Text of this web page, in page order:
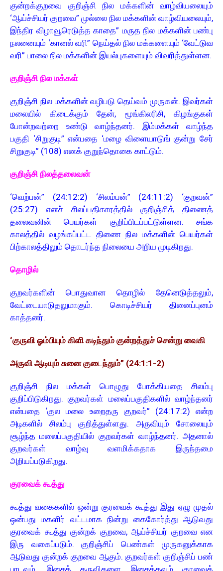
குன்றக்குறவை குறிஞ்சி நில மக்களின் வாழ்வியலையும்
‘ஆய்ச்சியர் குறவை” முல்லை நில மக்களின் வாழ்வியலையும்,
இந்திர விழாவூரெடுத்த காதை” மருத நில மக்களின் பண்பு
நலனையும் ‘கானல் வரி” நெய்தல் நில மக்களையும் ‘வேட்டுவ
வரி” பாலை நில மக்களின் இயல்புகளையும் விவரித்துள்ளன.
குறிஞ்சி நில மக்கள்
குறிஞ்சி நில மக்களின் வழிபடு தெய்வம் முருகன். இவர்கள்
மலையில் கிடைக்கும் தேன், மூங்கிலரிசி, கிழங்குகள்
போன்றவற்றை உண்டு வாழ்ந்தனர். இம்மக்கள் வாழ்ந்த
பகுதி ‘சிறுகுடி” என்பதை ‘மழை விளையாடுங் குன்று சேர்
சிறுகுடி” (108) எனக் குறுந்தொகை காட்டும்.
குறிஞ்சி நிலத்தலைவன்
‘வெற்பன்” (24:12:2) ‘சிலம்பன்” (24:11:2) ‘குறவன்”
(25:27) எனச் சிலப்பதிகாரத்தில் குறிஞ்சித் திணைத்
தலைவனின் பெயர்கள் குறிப்பிடப்பட்டுள்ளன. சங்க
காலத்தில் வழங்கப்பட்ட திணை நில மக்களின் பெயர்கள்
பிற்காலத்திலும் தொடர்ந்த நிலையை அறிய முடிகிறது.
தொழில்
குறவர்களின் பொதுவான தொழில் தேனெடுத்தலும்,
வேட்டையாடுதலுமாகும். கொடிச்சியர் தினைப்புனம்
காத்தனர்.
‘குருவி ஓம்பியும் கிளி கடிந்தும் குன்றத்துச் சென்று வைகி
அருவி ஆடியும் சுனை குடைந்தும்” (24:1:1-2)
குறிஞ்சி நில மக்கள் பொழுது போக்கியதை சிலம்பு
குறிப்பிடுகிறது. குறவர்கள் மலைப்பகுதிகளில் வாழ்ந்தனர்
என்பதை ‘குல மலை உறைதரு குறவர்” (24:17:2) என்ற
அடிகளில் சிலம்பு குறித்துள்ளது. அருவியும் சோலையும்
சூழ்ந்த மலைப்பகுதியில் குறவர்கள் வாழ்ந்தனர். அதனால்
குறவர்கள் வாழ்வு வளமிக்கதாக இருந்தமை
அறியப்படுகிறது.
குரவைக் கூத்து
கூத்து வகைகளில் ஒன்று குரவைக் கூத்து இது ஏழு முதல்
ஒன்பது மகளிர் வட்டமாக நின்று கைகோர்த்து ஆடுவது
குரவைக் கூத்து குன்றக் குறவை, ஆய்ச்சியர் குறவை என
இரு வகைப்படும். குறிஞ்சிப் பெண்கள் முருகனுக்காக
ஆடுவது குன்றக் குறவை ஆகும். குறவர்கள் குறிஞ்சிப் பண்